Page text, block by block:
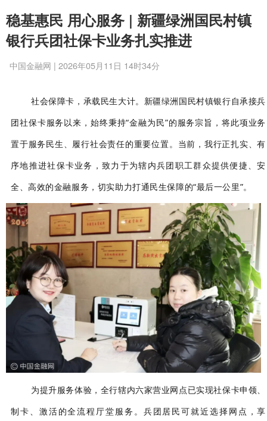
稳基惠民 用心服务 | 新疆绿洲国民村镇
银行兵团社保卡业务扎实推进
中国金融网 | 2026年05月11日 14时34分
社会保障卡，承载民生大计。新疆绿洲国民村镇银行自承接兵
团社保卡服务以来，始终秉持“金融为民”的服务宗旨，将此项业务
置于服务民生、履行社会责任的重要位置。当前，我行正扎实、有
序地推进社保卡业务，致力于为辖内兵团职工群众提供便捷、安
全、高效的金融服务，切实助力打通民生保障的“最后一公里”。
为提升服务体验，全行辖内六家营业网点已实现社保卡申领、
制卡、激活的全流程厅堂服务。兵团居民可就近选择网点，享